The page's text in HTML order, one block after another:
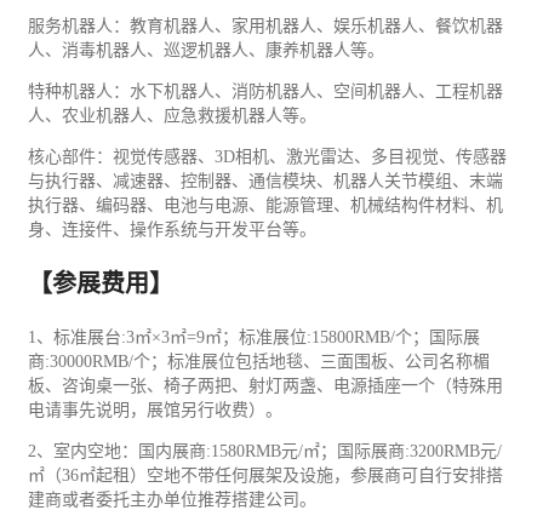
服务机器人：教育机器人、家用机器人、娱乐机器人、 餐饮机器
人、消毒机器人、巡逻机器人、康养机器人等。
特种机器人：水下机器人、消防机器人、空间机器人、工程机器
人、农业机器人、应急救援机器人等。
核心部件：视觉传感器、3D相机、激光雷达、多目视觉、传感器
与执行器、减速器、控制器、 通信模块、机器人关节模组、末端
执行器、编码器、电池与电源、 能源管理、 机械结构件材料、机
身、连接件、操作系统与开发平台等。
【参展费用】
1、标准展台:3㎡×3㎡=9㎡；标准展位:15800RMB/个；国际展
商:30000RMB/个；标准展位包括地毯、三面围板、公司名称楣
板、咨询桌一张、椅子两把、射灯两盏、电源插座一个（特殊用
电请事先说明，展馆另行收费）。
2、室内空地：国内展商:1580RMB元/㎡；国际展商:3200RMB元/
㎡（36㎡起租）空地不带任何展架及设施，参展商可自行安排搭
建商或者委托主办单位推荐搭建公司。